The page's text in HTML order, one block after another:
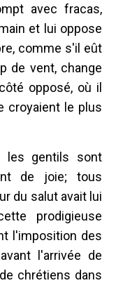
avec fracas,
et lui oppose
comme s'il eût
de vent, change
opposé, où il
croyaient le plus
les gentils sont
de joie; tous
du salut avait lui
prodigieuse
l'imposition des
l'arrivée de
chrétiens dans